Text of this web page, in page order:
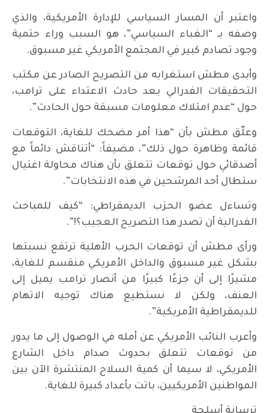
واعتبر أن المسار السياسي للإدارة الأمريكية، والذي
وصفه بـ “الغباء السياسي”، هو السبب وراء حتمية
وجود تصادم كبير في المجتمع الأمريكي غير مسبوق.
وأبدى مطش استغرابه من التصريح الصادر عن مكتب
التحقيقات الفدرالي بعد حادث الاعتداء على ترامب،
حول “عدم امتلاك معلومات مسبقة حول الحادث”.
وعلّق مطش بأن “هذا أمر مضحك للغاية، التوقعات
قائمة وظاهرة حول ذلك”، مضيفاً: “أتناقش دائماً مع
أصدقائي حول توقعات تتعلق بأن هناك محاولة اغتيال
ستطال أحد المرشحين في هذه الانتخابات”.
وتساءل عضو الحزب الديمقراطي: “كيف للمباحث
الفدرالية أن تصدر هذا التصريح العجيب؟!”.
ورأى مطش أن توقعات الحرب الأهلية ترتفع نسبتها
بشكل غير مسبوق والداخل الأمريكي منقسم للغاية،
مشيرًا إلى أن جزءًا كبيرًا من أنصار ترامب يميل إلى
العنف، ولكن لا نستطيع هناك توجيه الاتهام
للديمقراطية الأمريكية”.
وأعرب النائب الأمريكي عن أمله في الوصول إلى ما يدور
من توقعات تتعلق بحدوث صدام داخل الشارع
الأمريكي، لا سيما أن كمية السلاح المنتشرة الآن بين
المواطنين الأمريكيين، باتت بأعداد كبيرة للغاية.